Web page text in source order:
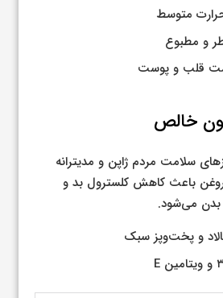
حرارت متوسط
و مطبوع
قلب و پوست
سلامت مردم ژاپن و مدیترانه
روغن باعث کاهش کلسترول بد و
بدن می‌شود.
و پخت‌وپز سبک